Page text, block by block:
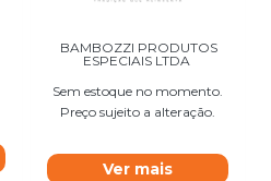
BAMBOZZI PRODUTOS
ESPECIAIS LTDA
Sem estoque no momento.
Preço sujeito a alteração.
Ver mais